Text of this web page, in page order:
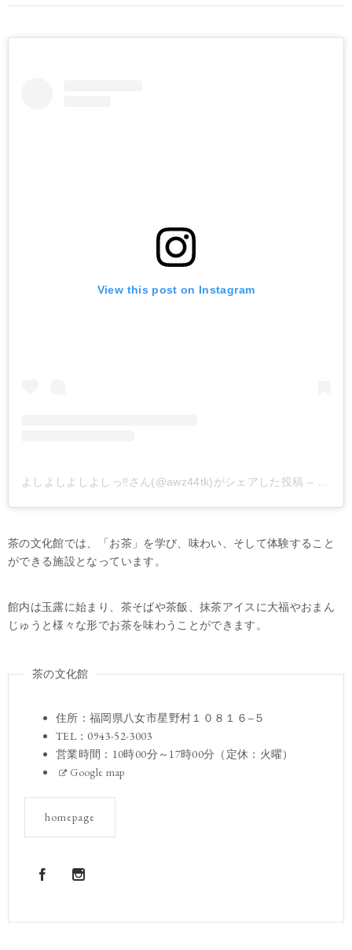
View this post on Instagram
よしよしよしよしっ‼︎さん(@awz44tk)がシェアした投稿 –
茶の文化館では、「お茶」を学び、味わい、そして体験すること
ができる施設となっています。
館内は玉露に始まり、茶そばや茶飯、抹茶アイスに大福やおまん
じゅうと様々な形でお茶を味わうことができます。
茶の文化館
住所：福岡県八女市星野村１０８１６−５
TEL：0943-52-3003
営業時間：10時00分～17時00分（定休：火曜）
Google map
homepage